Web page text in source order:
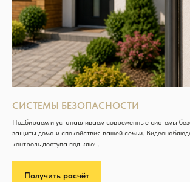
СИСТЕМЫ БЕЗОПАСНОСТИ
Подбираем и устанавливаем современные системы
защиты дома и спокойствия вашей семьи.
контроль доступа под ключ.
Получить расчёт